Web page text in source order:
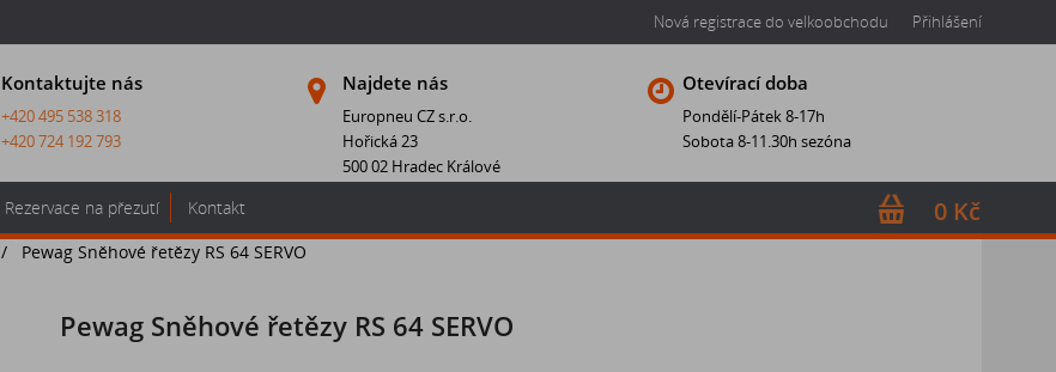
Nová registrace do velkoobchodu Přihlášení
Kontaktujte nás
+420 495 538 318
+420 724 192 793
Najdete nás
Europneu CZ s.r.o.
Hořická 23
500 02 Hradec Králové
Otevírací doba
Pondělí-Pátek 8-17h
Sobota 8-11.30h sezóna
0 Kč
Rezervace na přezutí
Kontakt
/ Pewag Sněhové řetězy RS 64 SERVO
Pewag Sněhové řetězy RS 64 SERVO